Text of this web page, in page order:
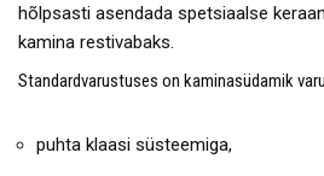
hõlpsasti asendada spetsiaalse
kamina restivabaks.
Standardvarustuses on kaminasüdamik
puhta klaasi süsteemiga,